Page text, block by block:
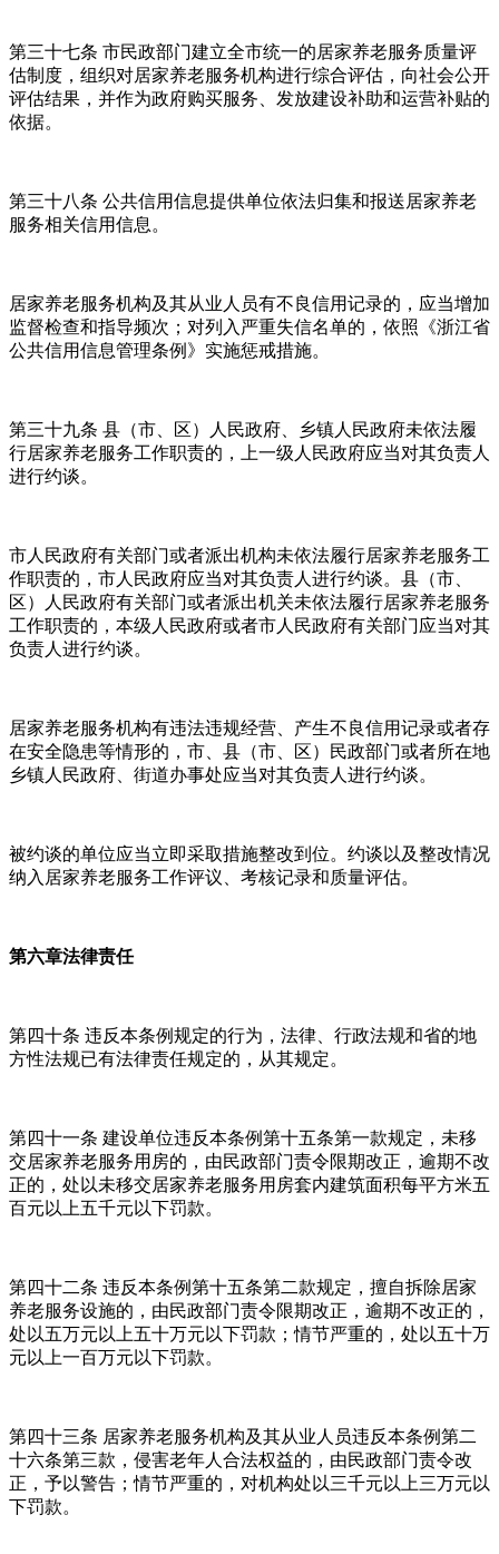
第三十七条 市民政部门建立全市统一的居家养老服务质量评
估制度，组织对居家养老服务机构进行综合评估，向社会公开
评估结果，并作为政府购买服务、发放建设补助和运营补贴的
依据。
第三十八条 公共信用信息提供单位依法归集和报送居家养老
服务相关信用信息。
居家养老服务机构及其从业人员有不良信用记录的，应当增加
监督检查和指导频次；对列入严重失信名单的，依照《浙江省
公共信用信息管理条例》实施惩戒措施。
第三十九条 县（市、区）人民政府、乡镇人民政府未依法履
行居家养老服务工作职责的，上一级人民政府应当对其负责人
进行约谈。
市人民政府有关部门或者派出机构未依法履行居家养老服务工
作职责的，市人民政府应当对其负责人进行约谈。县（市、
区）人民政府有关部门或者派出机关未依法履行居家养老服务
工作职责的，本级人民政府或者市人民政府有关部门应当对其
负责人进行约谈。
居家养老服务机构有违法违规经营、产生不良信用记录或者存
在安全隐患等情形的，市、县（市、区）民政部门或者所在地
乡镇人民政府、街道办事处应当对其负责人进行约谈。
被约谈的单位应当立即采取措施整改到位。约谈以及整改情况
纳入居家养老服务工作评议、考核记录和质量评估。
第六章法律责任
第四十条 违反本条例规定的行为，法律、行政法规和省的地
方性法规已有法律责任规定的，从其规定。
第四十一条 建设单位违反本条例第十五条第一款规定，未移
交居家养老服务用房的，由民政部门责令限期改正，逾期不改
正的，处以未移交居家养老服务用房套内建筑面积每平方米五
百元以上五千元以下罚款。
第四十二条 违反本条例第十五条第二款规定，擅自拆除居家
养老服务设施的，由民政部门责令限期改正，逾期不改正的，
处以五万元以上五十万元以下罚款；情节严重的，处以五十万
元以上一百万元以下罚款。
第四十三条 居家养老服务机构及其从业人员违反本条例第二
十六条第三款，侵害老年人合法权益的，由民政部门责令改
正，予以警告；情节严重的，对机构处以三千元以上三万元以
下罚款。